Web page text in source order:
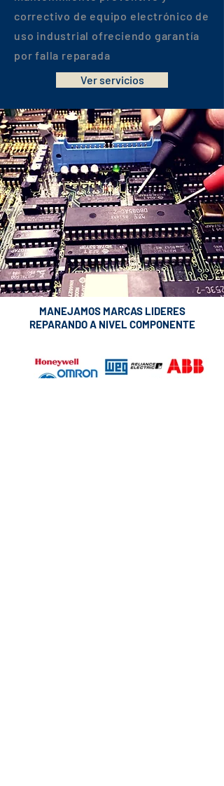
correctivo de equipo electrónico de
uso industrial ofreciendo garantía
por falla reparada
Ver servicios
MANEJAMOS MARCAS LIDERES
REPARANDO A NIVEL COMPONENTE